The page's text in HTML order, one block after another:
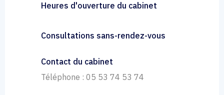
Heures d'ouverture du cabinet
Consultations sans-rendez-vous
Contact du cabinet
Téléphone : 05 53 74 53 74